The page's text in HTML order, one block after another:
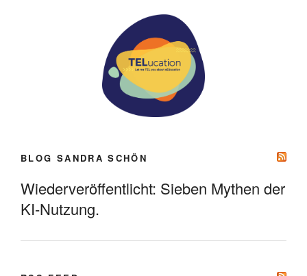
BLOG SANDRA SCHÖN
Wiederveröffentlicht: Sieben Mythen der
KI-Nutzung.